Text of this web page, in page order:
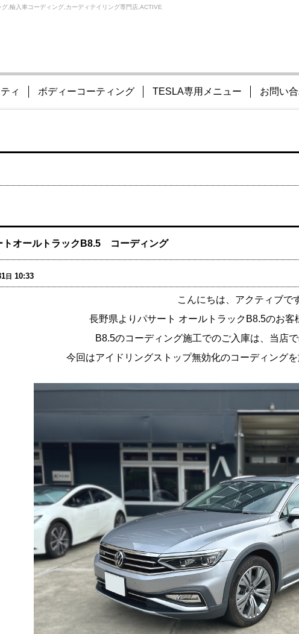
,輸入車コーディング,カーディテイリング専門店,ACTIVE
ィ ボディーコーティング TESLA専用メニュー お問い
トオールトラックB8.5 コーディング
日 10:33
こんにちは、アクティブで
長野県よりパサート オールトラックB8.5のお客
B8.5のコーディング施工でのご入庫は、当店で
今回はアイドリングストップ無効化のコーディング